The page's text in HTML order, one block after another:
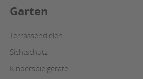
Garten
Terrassendielen
Sichtschutz
Kinderspielgeräte